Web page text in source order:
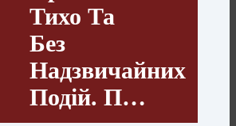
Тихо Та
Без
Надзвичайних
Подій. П…